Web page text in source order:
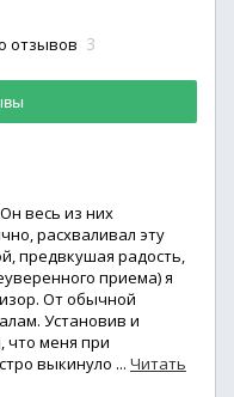
отзывов 3
весь из них
расхваливал эту
предвкушая радость,
приема) я
От обычной
Установив и
что меня при
выкинуло ... Читать